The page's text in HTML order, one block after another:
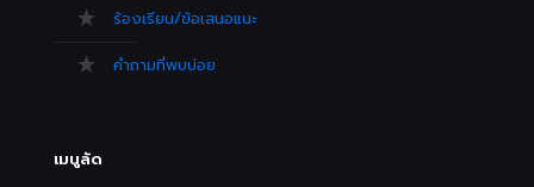
ร้องเรียน/ข้อเสนอแนะ
คำถามที่พบบ่อย
เมนูลัด